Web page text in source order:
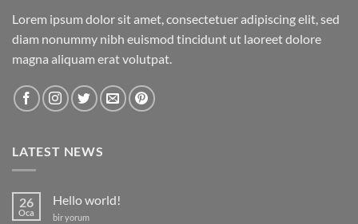
Lorem ipsum dolor sit amet, consectetuer adipiscing elit, sed
diam nonummy nibh euismod tincidunt ut laoreet dolore
magna aliquam erat volutpat.
LATEST NEWS
26
Oca
Hello world!
Hello
bir yorum